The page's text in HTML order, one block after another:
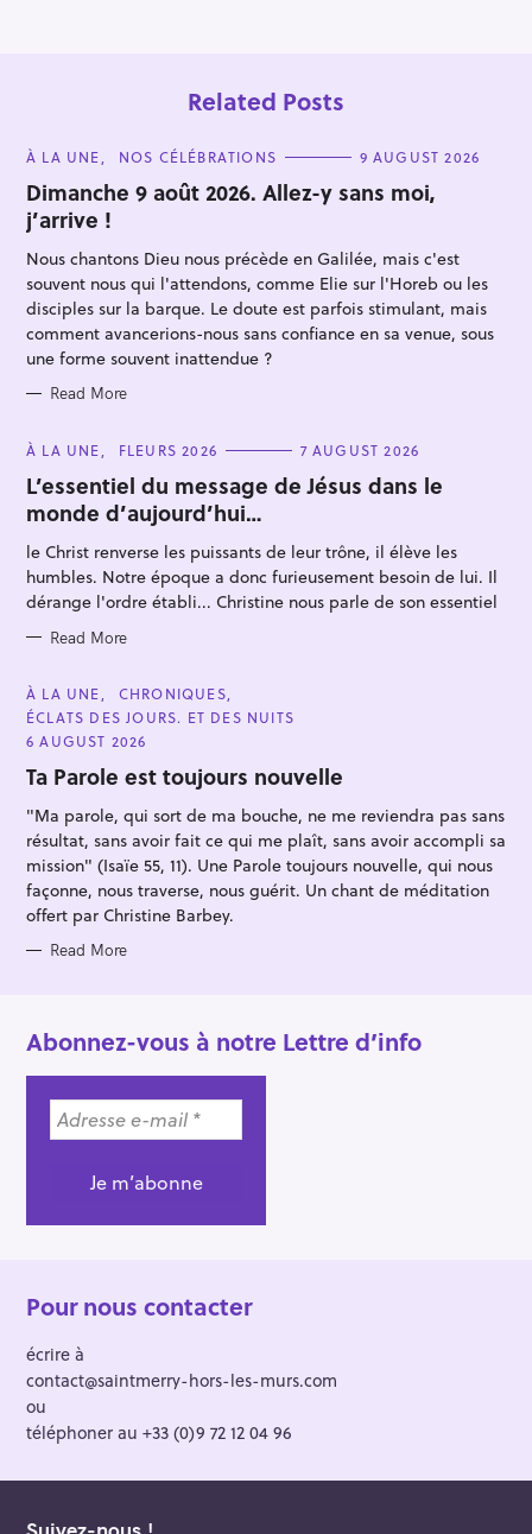
Related Posts
C
T
E
G
O
R
I
E
S
À LA UNE NOS CÉLÉBRATIONS 9 AUGUST 2026
Dimanche 9 août 2026. Allez-y sans moi,
j’arrive !
Nous chantons Dieu nous précède en Galilée, mais c'est
souvent nous qui l'attendons, comme Elie sur l'Horeb ou les
disciples sur la barque. Le doute est parfois stimulant, mais
comment avancerions-nous sans confiance en sa venue, sous
une forme souvent inattendue ?
Read More
C
T
E
G
O
R
I
E
S
À LA UNE FLEURS 2026 7 AUGUST 2026
L’essentiel du message de Jésus dans le
monde d’aujourd’hui…
le Christ renverse les puissants de leur trône, il élève les
humbles. Notre époque a donc furieusement besoin de lui. Il
dérange l'ordre établi... Christine nous parle de son essentiel
Read More
C
A
T
E
O
R
E
À LA UNE
CHRONIQUES
ÉCLATS DES JOURS. ET DES NUITS
6 AUGUST 2026
Ta Parole est toujours nouvelle
"Ma parole, qui sort de ma bouche, ne me reviendra pas sans
résultat, sans avoir fait ce qui me plaît, sans avoir accompli sa
mission" (Isaïe 55, 11). Une Parole toujours nouvelle, qui nous
façonne, nous traverse, nous guérit. Un chant de méditation
offert par Christine Barbey.
Read More
Abonnez-vous à notre Lettre d’info
Pour nous contacter
écrire à
contact@saintmerry-hors-les-murs.com
ou
téléphoner au +33 (0)9 72 12 04 96
S
e
a
r
h
f
o
: